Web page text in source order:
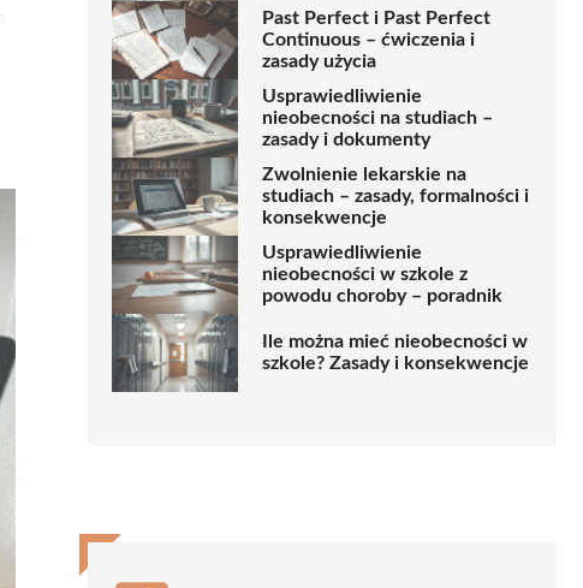
Past Perfect i Past Perfect
Continuous – ćwiczenia i
zasady użycia
Usprawiedliwienie
nieobecności na studiach –
zasady i dokumenty
Zwolnienie lekarskie na
studiach – zasady, formalności i
konsekwencje
Usprawiedliwienie
nieobecności w szkole z
powodu choroby – poradnik
Ile można mieć nieobecności w
szkole? Zasady i konsekwencje